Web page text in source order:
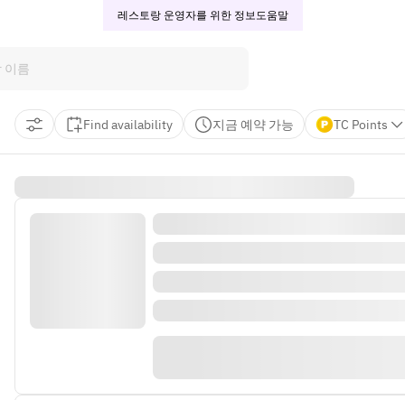
레스토랑 운영자를 위한 정보도움말
Find availability 지금 예약 가능 TC Points